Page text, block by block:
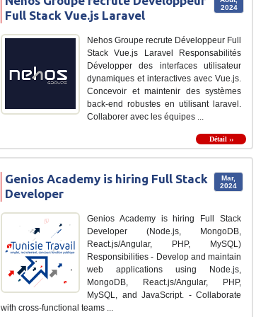
2024
Full Stack Vue.js Laravel
Nehos Groupe recrute Développeur Full
Stack Vue.js Laravel Responsabilités
Développer des interfaces utilisateur
dynamiques et interactives avec Vue.js.
Concevoir et maintenir des systèmes
back-end robustes en utilisant laravel.
Collaborer avec les équipes ...
Détail ››
Mar,
2024
Genios Academy is hiring Full Stack
Developer
Genios Academy is hiring Full Stack
Developer (Node.js, MongoDB,
React.js/Angular, PHP, MySQL)
Responsibilities - Develop and maintain
web applications using Node.js,
MongoDB, React.js/Angular, PHP,
MySQL, and JavaScript. - Collaborate
with cross-functional teams ...